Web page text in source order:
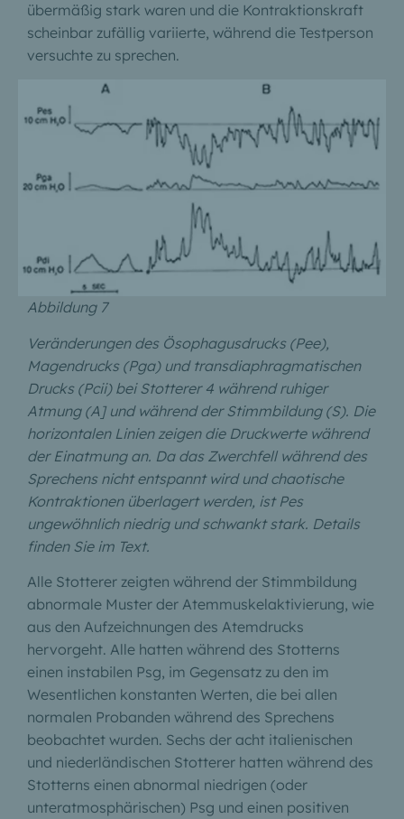
übermäßig stark waren und die Kontraktionskraft
scheinbar zufällig variierte, während die Testperson
versuchte zu sprechen.
Abbildung 7
Veränderungen des Ösophagusdrucks (Pee),
Magendrucks (Pga) und transdiaphragmatischen
Drucks (Pcii) bei Stotterer 4 während ruhiger
Atmung (A] und während der Stimmbildung (S). Die
horizontalen Linien zeigen die Druckwerte während
der Einatmung an. Da das Zwerchfell während des
Sprechens nicht entspannt wird und chaotische
Kontraktionen überlagert werden, ist Pes
ungewöhnlich niedrig und schwankt stark. Details
finden Sie im Text.
Alle Stotterer zeigten während der Stimmbildung
abnormale Muster der Atemmuskelaktivierung, wie
aus den Aufzeichnungen des Atemdrucks
hervorgeht. Alle hatten während des Stotterns
einen instabilen Psg, im Gegensatz zu den im
Wesentlichen konstanten Werten, die bei allen
normalen Probanden während des Sprechens
beobachtet wurden. Sechs der acht italienischen
und niederländischen Stotterer hatten während des
Stotterns einen abnormal niedrigen (oder
unteratmosphärischen) Psg und einen positiven